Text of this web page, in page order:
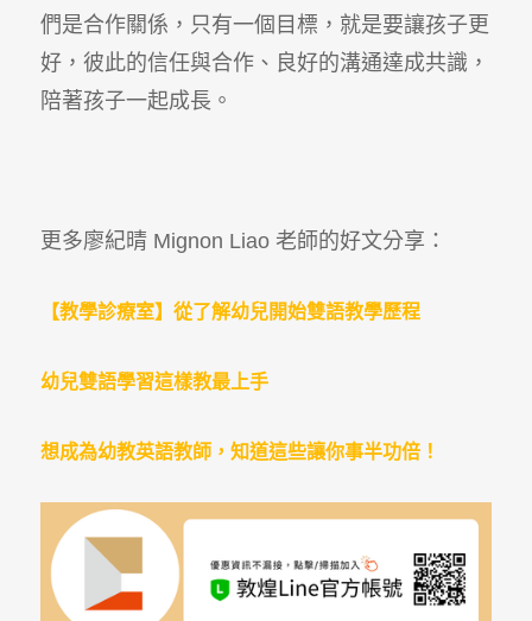
們是合作關係，只有一個目標，就是要讓孩子更
好，彼此的信任與合作、良好的溝通達成共識，
陪著孩子一起成長。
更多廖紀晴 Mignon Liao 老師的好文分享：
【教學診療室】從了解幼兒開始雙語教學歷程
幼兒雙語學習這樣教最上手
想成為幼教英語教師，知道這些讓你事半功倍！